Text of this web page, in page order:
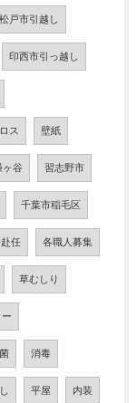
松戸市引越し
印西市引っ越し
ス 壁紙
ヶ谷 習志野市
千葉市稲毛区
任 各職人募集
草むしり
消毒
平屋 内装